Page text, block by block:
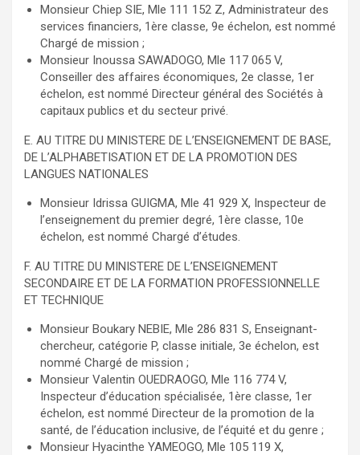
Monsieur Chiep SIE, Mle 111 152 Z, Administrateur des
services financiers, 1ère classe, 9e échelon, est nommé
Chargé de mission ;
Monsieur Inoussa SAWADOGO, Mle 117 065 V,
Conseiller des affaires économiques, 2e classe, 1er
échelon, est nommé Directeur général des Sociétés à
capitaux publics et du secteur privé.
E. AU TITRE DU MINISTERE DE L’ENSEIGNEMENT DE BASE,
DE L’ALPHABETISATION ET DE LA PROMOTION DES
LANGUES NATIONALES
Monsieur Idrissa GUIGMA, Mle 41 929 X, Inspecteur de
l’enseignement du premier degré, 1ère classe, 10e
échelon, est nommé Chargé d’études.
F. AU TITRE DU MINISTERE DE L’ENSEIGNEMENT
SECONDAIRE ET DE LA FORMATION PROFESSIONNELLE
ET TECHNIQUE
Monsieur Boukary NEBIE, Mle 286 831 S, Enseignant-
chercheur, catégorie P, classe initiale, 3e échelon, est
nommé Chargé de mission ;
Monsieur Valentin OUEDRAOGO, Mle 116 774 V,
Inspecteur d’éducation spécialisée, 1ère classe, 1er
échelon, est nommé Directeur de la promotion de la
santé, de l’éducation inclusive, de l’équité et du genre ;
Monsieur Hyacinthe YAMEOGO, Mle 105 119 X,